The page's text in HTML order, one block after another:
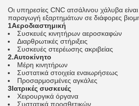
Οι υπηρεσίες CNC ατσάλινου χάλυβα
παραγωγή εξαρτημάτων σε διάφορες
1Αεροδιαστημική
Συσκευές κινητήρων αεροσκαφών
Διαρθρωτικές στήριξεις
Συσκευές στερέωσης ακριβείας
2.Αυτοκίνητο
Μέρη κινητήρων
Συστατικά στοιχεία εναιωρήσεως
Προσαρμοσμένες αγκάλες
3Ιατρικές συσκευές
Χειρουργικά όργανα
Συστατικά προσθετικών